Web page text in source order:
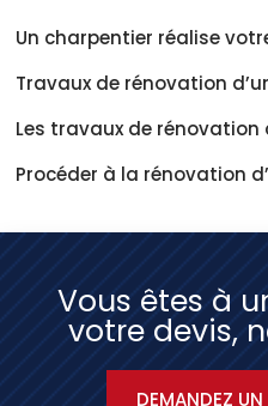
Un charpentier réalise
Travaux de rénovation
Les travaux de
Procéder à la rénovation
Vous êtes à
votre devis,
DEMANDEZ